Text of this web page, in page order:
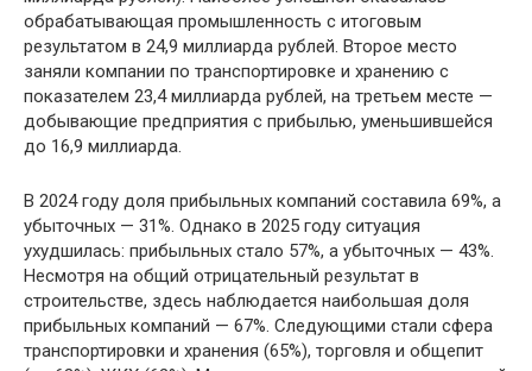
обрабатывающая промышленность с итоговым
результатом в 24,9 миллиарда рублей. Второе место
заняли компании по транспортировке и хранению с
показателем 23,4 миллиарда рублей, на третьем месте —
добывающие предприятия с прибылью, уменьшившейся
до 16,9 миллиарда.
В 2024 году доля прибыльных компаний составила 69%, а
убыточных — 31%. Однако в 2025 году ситуация
ухудшилась: прибыльных стало 57%, а убыточных — 43%.
Несмотря на общий отрицательный результат в
строительстве, здесь наблюдается наибольшая доля
прибыльных компаний — 67%. Следующими стали сфера
транспортировки и хранения (65%), торговля и общепит